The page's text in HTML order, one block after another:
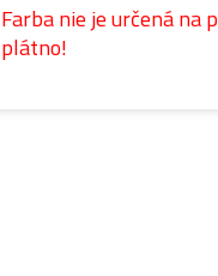
Farba nie je určená na
plátno!